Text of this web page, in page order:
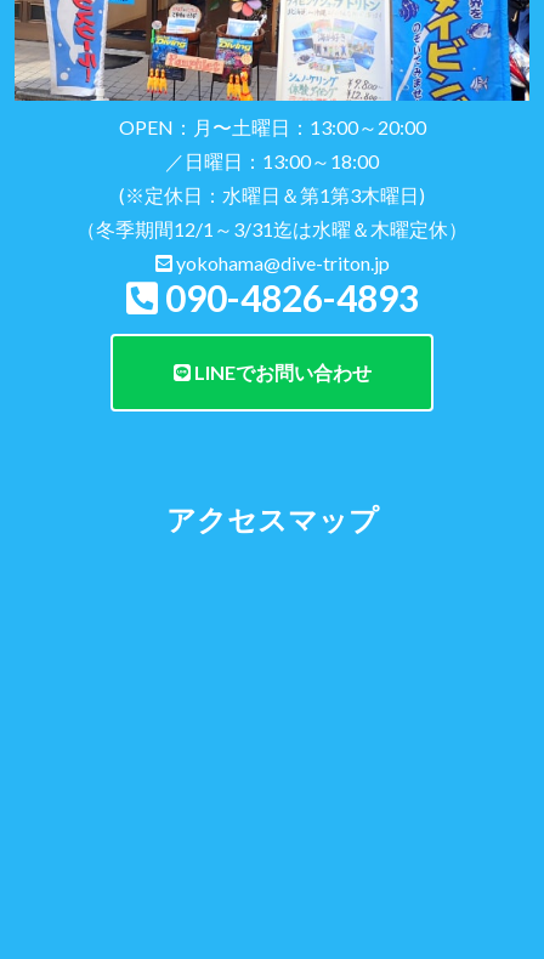
OPEN：月〜土曜日：13:00～20:00
／日曜日：13:00～18:00
(※定休日：水曜日＆第1第3木曜日)
（冬季期間12/1～3/31迄は水曜＆木曜定休）
yokohama@dive-triton.jp
090-4826-4893
LINEでお問い合わせ
アクセスマップ